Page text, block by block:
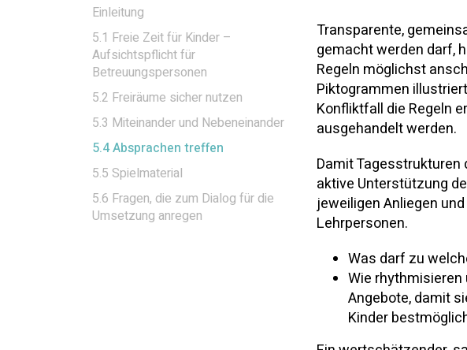
Einleitung
5.1 Freie Zeit für Kinder –
Aufsichtspflicht für
Betreuungspersonen
5.2 Freiräume sicher nutzen
5.3 Miteinander und Nebeneinander
5.4 Absprachen treffen
5.5 Spielmaterial
5.6 Fragen, die zum Dialog für die
Umsetzung anregen
Transparente,
gemacht werden darf,
Regeln möglichst
Piktogrammen
Konfliktfall die Regeln
ausgehandelt werden.
Damit
aktive Unterstützung
jeweiligen Anliegen
Lehrpersonen.
Was darf zu
Wie
Angebote, damit
Kinder